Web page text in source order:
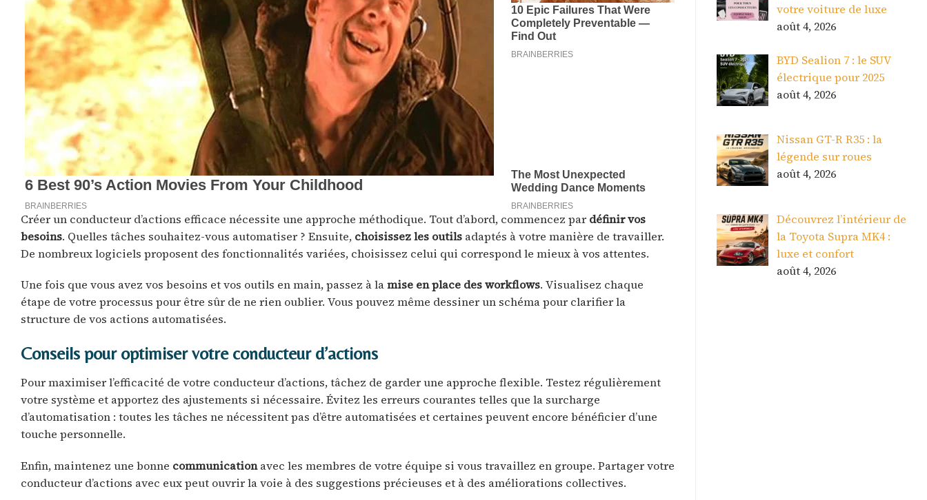
Créer un conducteur d’actions efficace nécessite une approche méthodique. Tout d’abord, commencez par définir vos
besoins. Quelles tâches souhaitez-vous automatiser ? Ensuite, choisissez les outils adaptés à votre manière de travailler.
De nombreux logiciels proposent des fonctionnalités variées, choisissez celui qui correspond le mieux à vos attentes.
Une fois que vous avez vos besoins et vos outils en main, passez à lamise en place des workflows. Visualisez chaque
étape de votre processus pour être sûr de ne rien oublier. Vous pouvez même dessiner un schéma pour clarifier la
structure de vos actions automatisées.
Conseils pour optimiser votre conducteur d’actions
Pour maximiser l’efficacité de votre conducteur d’actions, tâchez de garder une approche flexible. Testez régulièrement
votre système et apportez des ajustements si nécessaire. Évitez les erreurs courantes telles que la surcharge
d’automatisation : toutes les tâches ne nécessitent pas d’être automatisées et certaines peuvent encore bénéficier d’une
touche personnelle.
Enfin, maintenez une bonne communicationavec les membres de votre équipe si vous travaillez en groupe. Partager votre
conducteur d’actions avec eux peut ouvrir la voie à des suggestions précieuses et à des améliorations collectives.
votre voiture de luxe
août 4, 2026
BYD Sealion 7 : le SUV
électrique pour 2025
août 4, 2026
Nissan GT-R R35 : la
légende sur roues
août 4, 2026
Découvrez l’intérieur de
la Toyota Supra MK4 :
luxe et confort
août 4, 2026